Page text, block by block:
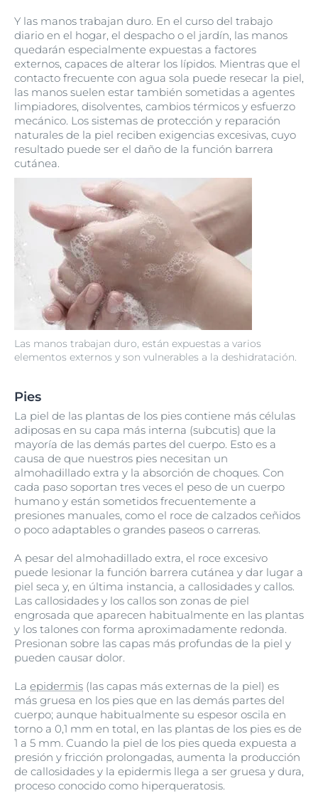
Las manos trabajan duro, están expuestas a varios
elementos externos y son vulnerables a la deshidratación.
Y las manos trabajan duro. En el curso del trabajo
diario en el hogar, el despacho o el jardín, las manos
quedarán especialmente expuestas a factores
externos, capaces de alterar los lípidos. Mientras que el
contacto frecuente con agua sola puede resecar la piel,
las manos suelen estar también sometidas a agentes
limpiadores, disolventes, cambios térmicos y esfuerzo
mecánico. Los sistemas de protección y reparación
naturales de la piel reciben exigencias excesivas, cuyo
resultado puede ser el daño de la función barrera
cutánea.
Pies
La piel de las plantas de los pies contiene más células
adiposas en su capa más interna (subcutis) que la
mayoría de las demás partes del cuerpo. Esto es a
causa de que nuestros pies necesitan un
almohadillado extra y la absorción de choques. Con
cada paso soportan tres veces el peso de un cuerpo
humano y están sometidos frecuentemente a
presiones manuales, como el roce de calzados ceñidos
o poco adaptables o grandes paseos o carreras.
A pesar del almohadillado extra, el roce excesivo
puede lesionar la función barrera cutánea y dar lugar a
piel seca y, en última instancia, a callosidades y callos.
Las callosidades y los callos son zonas de piel
engrosada que aparecen habitualmente en las plantas
y los talones con forma aproximadamente redonda.
Presionan sobre las capas más profundas de la piel y
pueden causar dolor.
La epidermis (las capas más externas de la piel) es
más gruesa en los pies que en las demás partes del
cuerpo; aunque habitualmente su espesor oscila en
torno a 0,1 mm en total, en las plantas de los pies es de
1 a 5 mm. Cuando la piel de los pies queda expuesta a
presión y fricción prolongadas, aumenta la producción
de callosidades y la epidermis llega a ser gruesa y dura,
proceso conocido como hiperqueratosis.